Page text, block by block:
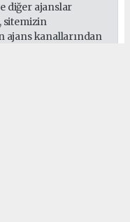
diğer ajanslar
sitemizin
ajans kanallarından